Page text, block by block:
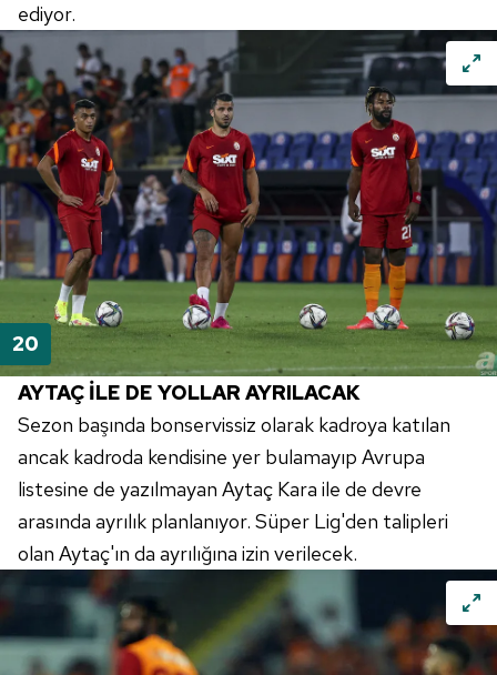
ediyor.
AYTAÇ İLE DE YOLLAR AYRILACAK
Sezon başında bonservissiz olarak kadroya katılan
ancak kadroda kendisine yer bulamayıp Avrupa
listesine de yazılmayan Aytaç Kara ile de devre
arasında ayrılık planlanıyor. Süper Lig'den talipleri
olan Aytaç'ın da ayrılığına izin verilecek.